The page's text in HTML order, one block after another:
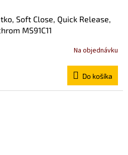
Soft Close, Quick Release,
MS91C11
Na objednávku
Do košíka